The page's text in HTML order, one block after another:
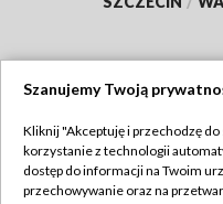
Abonament TVP
Szanujemy Twoją
Kliknij "Akceptuję i przechodzę
korzystanie z technologii
dostęp do informacji na Twoim
przechowywanie oraz na